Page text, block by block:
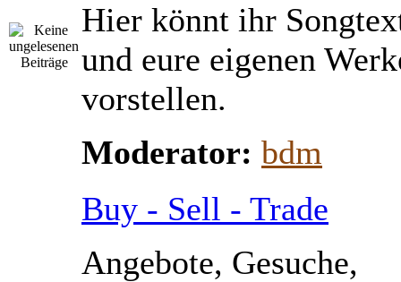
Hier könnt ihr
und eure eigenen
vorstellen.
Moderator: bdm
Buy - Sell - Trade
Angebote, Gesuche,